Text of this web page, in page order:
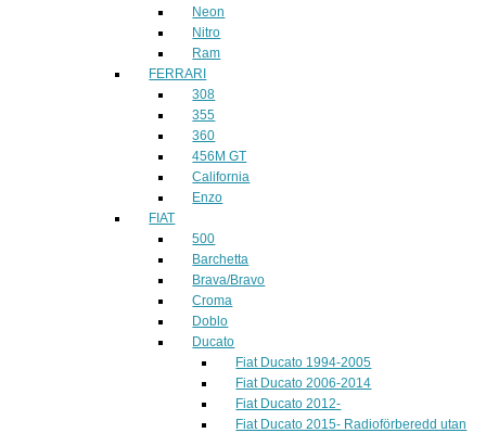
Neon
Nitro
Ram
FERRARI
308
355
360
456M GT
California
Enzo
FIAT
500
Barchetta
Brava/Bravo
Croma
Doblo
Ducato
Fiat Ducato 1994-2005
Fiat Ducato 2006-2014
Fiat Ducato 2012-
Fiat Ducato 2015- Radioförberedd utan